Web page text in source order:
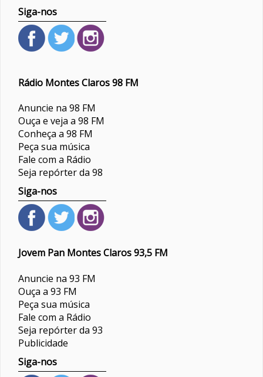
Siga-nos
Rádio Montes Claros 98 FM
Anuncie na 98 FM
Ouça e veja a 98 FM
Conheça a 98 FM
Peça sua música
Fale com a Rádio
Seja repórter da 98
Siga-nos
Jovem Pan Montes Claros 93,5 FM
Anuncie na 93 FM
Ouça a 93 FM
Peça sua música
Fale com a Rádio
Seja repórter da 93
Publicidade
Siga-nos